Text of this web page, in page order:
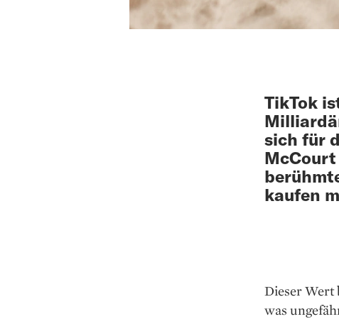
TikTok
sich für
kaufen
Dieser Wert
was